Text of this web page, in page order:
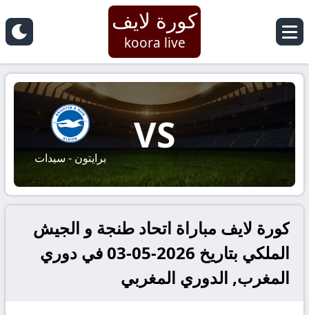
كورة لايف
koora live
VS
برايتون - سيدات
كورة لايف مباراة اتحاد طنجة و الجيش
الملكي بتاريخ 2026-05-03 في دوري
المغرب, الدوري المغربي